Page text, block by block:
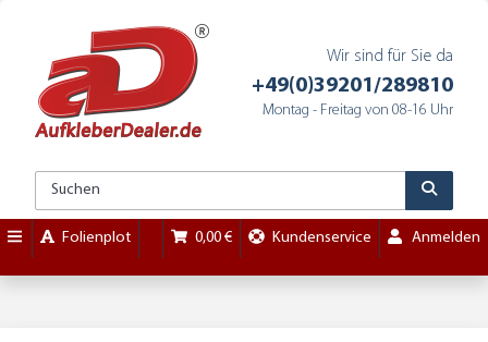
Wir sind für Sie da
+49(0)39201/289810
Montag - Freitag von 08-16 Uhr
Folienplot 0,00 € Kundenservice Anmelden